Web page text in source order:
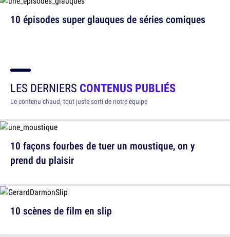
10 épisodes super glauques de séries comiques
LES DERNIERS CONTENUS PUBLIÉS
Le contenu chaud, tout juste sorti de notre équipe
10 façons fourbes de tuer un moustique, on y
prend du plaisir
10 scènes de film en slip